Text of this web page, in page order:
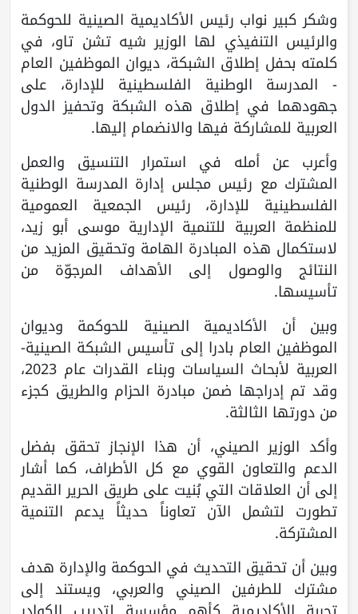
وشكر كبير نواب رئيس الأكاديمية الصينية للحوكمة
والرئيس التنفيذي لها الوزير شيه تشن تاو، في
كلمته بحفل إطلاق الشبكة، ديوان الموظفين العام
- المدرسة الوطنية الفلسطينية للإدارة، على
جهودهما في إطلاق هذه الشبكة وتحفيز الدول
العربية للمشاركة فيها والانضمام إليها.
وأعرب عن أمله في استمرار التنسيق والعمل
المشترك مع رئيس مجلس إدارة المدرسة الوطنية
الفلسطينية للإدارة، رئيس الجمعية العمومية
للمنظمة العربية للتنمية الإدارية موسى أبو زيد،
لاستكمال هذه المبادرة الهامة وتحقيق المزيد من
النتائج والوصول إلى الأهداف المرجوّة من
تأسيسها.
وبين أن الأكاديمية الصينية للحوكمة وديوان
الموظفين العام بادرا إلى تأسيس الشبكة الصينية-
العربية لأبحاث السياسات وبناء القدرات عام 2023،
وقد تم إدراجها ضمن مبادرة الحزام والطريق كجزء
من دورتها الثالثة.
وأكد الوزير الصيني، أن هذا الإنجاز تحقق بفضل
الدعم والتعاون القوي مع كل الأطراف، كما أشار
إلى أن العلاقات التي بُنيت على طريق الحرير القديم
تطورت لتشمل الآن تعاوناً حديثاً يدعم التنمية
المشتركة.
وبين أن تحقيق التحديث في الحوكمة والإدارة هدف
مشترك للطرفين الصيني والعربي، ويستند إلى